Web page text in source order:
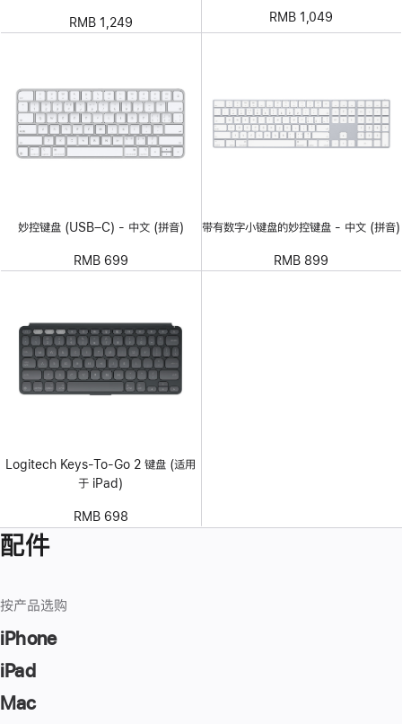
RMB 1,249 RMB 1,049
妙控键盘 (USB–C) - 中文 (拼音)
RMB 699
带有数字小键盘的妙控键盘 - 中文 (拼音)
RMB 899
Logitech Keys-To-Go 2 键盘 (适用
于 iPad)
RMB 698
配件
按产品选购
iPhone
iPad
Mac